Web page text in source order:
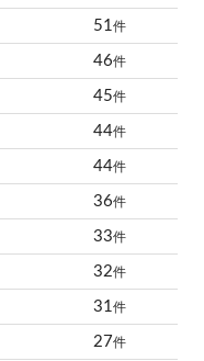
51 件
46件
45件
44件
44件
36件
33件
32件
31 件
27件